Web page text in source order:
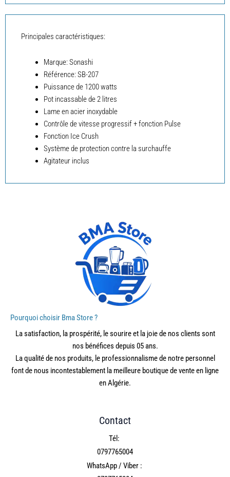
Principales caractéristiques:
Marque: Sonashi
Référence: SB-207
Puissance de 1200 watts
Pot incassable de 2 litres
Lame en acier inoxydable
Contrôle de vitesse progressif + fonction Pulse
Fonction Ice Crush
Système de protection contre la surchauffe
Agitateur inclus
Pourquoi choisir Bma Store ?
La satisfaction, la prospérité, le sourire et la joie de nos clients sont
nos bénéfices depuis 05 ans.
La qualité de nos produits, le professionnalisme de notre personnel
font de nous incontestablement la meilleure boutique de vente en ligne
en Algérie.
Contact
Tél:
0797765004
WhatsApp / Viber :